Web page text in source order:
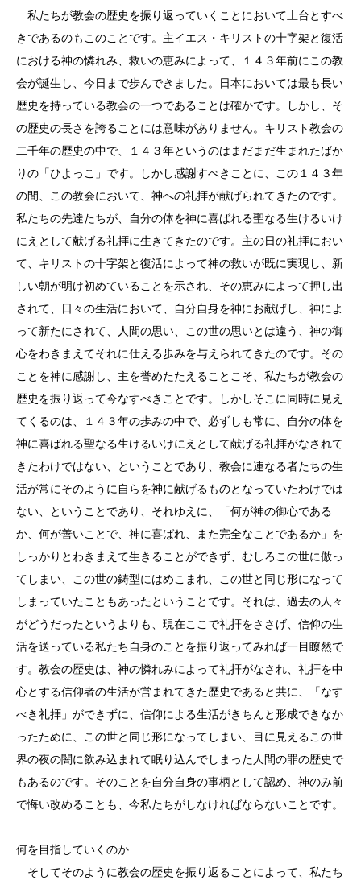
私たちが教会の歴史を振り返っていくことにおいて土台とすべ
きであるのもこのことです。主イエス・キリストの十字架と復活
における神の憐れみ、救いの恵みによって、１４３年前にこの教
会が誕生し、今日まで歩んできました。日本においては最も長い
歴史を持っている教会の一つであることは確かです。しかし、そ
の歴史の長さを誇ることには意味がありません。キリスト教会の
二千年の歴史の中で、１４３年というのはまだまだ生まれたばか
りの「ひよっこ」です。しかし感謝すべきことに、この１４３年
の間、この教会において、神への礼拝が献げられてきたのです。
私たちの先達たちが、自分の体を神に喜ばれる聖なる生けるいけ
にえとして献げる礼拝に生きてきたのです。主の日の礼拝におい
て、キリストの十字架と復活によって神の救いが既に実現し、新
しい朝が明け初めていることを示され、その恵みによって押し出
されて、日々の生活において、自分自身を神にお献げし、神によ
って新たにされて、人間の思い、この世の思いとは違う、神の御
心をわきまえてそれに仕える歩みを与えられてきたのです。その
ことを神に感謝し、主を誉めたたえることこそ、私たちが教会の
歴史を振り返って今なすべきことです。しかしそこに同時に見え
てくるのは、１４３年の歩みの中で、必ずしも常に、自分の体を
神に喜ばれる聖なる生けるいけにえとして献げる礼拝がなされて
きたわけではない、ということであり、教会に連なる者たちの生
活が常にそのように自らを神に献げるものとなっていたわけでは
ない、ということであり、それゆえに、「何が神の御心である
か、何が善いことで、神に喜ばれ、また完全なことであるか」を
しっかりとわきまえて生きることができず、むしろこの世に倣っ
てしまい、この世の鋳型にはめこまれ、この世と同じ形になって
しまっていたこともあったということです。それは、過去の人々
がどうだったというよりも、現在ここで礼拝をささげ、信仰の生
活を送っている私たち自身のことを振り返ってみれば一目瞭然で
す。教会の歴史は、神の憐れみによって礼拝がなされ、礼拝を中
心とする信仰者の生活が営まれてきた歴史であると共に、「なす
べき礼拝」ができずに、信仰による生活がきちんと形成できなか
ったために、この世と同じ形になってしまい、目に見えるこの世
界の夜の闇に飲み込まれて眠り込んでしまった人間の罪の歴史で
もあるのです。そのことを自分自身の事柄として認め、神のみ前
で悔い改めることも、今私たちがしなければならないことです。
何を目指していくのか
そしてそのように教会の歴史を振り返ることによって、私たち